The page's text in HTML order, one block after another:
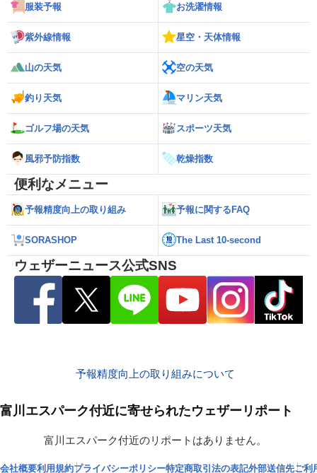
服装予報 お洗濯情報
紫外線情報 星空・天体情報
山の天気 空の天気
釣り天気 マリン天気
ゴルフ場の天気 スポーツ天気
風邪予防指数 乾燥指数
便利なメニュー
予報精度向上の取り組み 予報に関するFAQ
SORASHOP The Last 10-second
ウェザーニュース公式SNS
予報精度向上の取り組みについて
富川エスパーク付近に寄せられたウェザーリポート
富川エスパーク付近のリポートはありません。
会社概要利用規約プライバシーポリシー特定商取引法の表記外部送信先ご利